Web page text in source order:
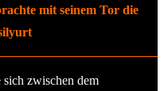
mit seinem Tor die
zwischen dem